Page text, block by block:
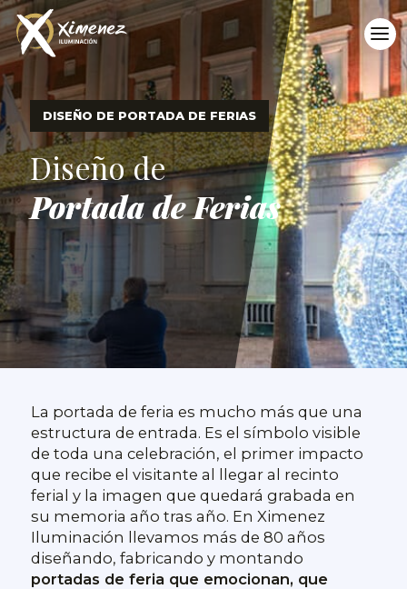
DISEÑO DE PORTADA DE FERIAS
Diseño de
Portada de Ferias
La portada de feria es mucho más que una
estructura de entrada. Es el símbolo visible
de toda una celebración, el primer impacto
que recibe el visitante al llegar al recinto
ferial y la imagen que quedará grabada en
su memoria año tras año. En Ximenez
Iluminación llevamos más de 80 años
diseñando, fabricando y montando
portadas de feria que emocionan, que